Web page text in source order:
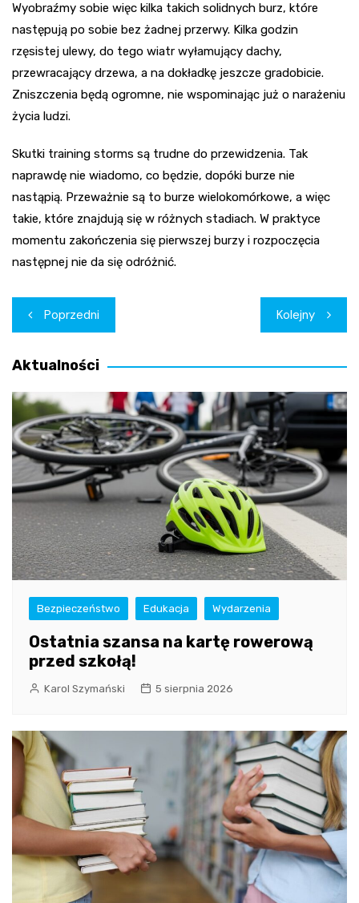
Wyobraźmy sobie więc kilka takich solidnych burz, które
następują po sobie bez żadnej przerwy. Kilka godzin
rzęsistej ulewy, do tego wiatr wyłamujący dachy,
przewracający drzewa, a na dokładkę jeszcze gradobicie.
Zniszczenia będą ogromne, nie wspominając już o narażeniu
życia ludzi.
Skutki training storms są trudne do przewidzenia. Tak
naprawdę nie wiadomo, co będzie, dopóki burze nie
nastąpią. Przeważnie są to burze wielokomórkowe, a więc
takie, które znajdują się w różnych stadiach. W praktyce
momentu zakończenia się pierwszej burzy i rozpoczęcia
następnej nie da się odróżnić.
Nawigacja
wpisu
Poprzedni Kolejny
Aktualności
Bezpieczeństwo Edukacja Wydarzenia
Ostatnia szansa na kartę rowerową
przed szkołą!
Karol Szymański 5 sierpnia 2026